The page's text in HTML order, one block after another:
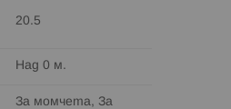
20.5
Над 0 м.
За момчета, За